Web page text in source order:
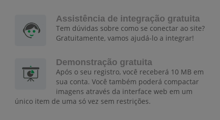
Assistência de integração gratuita
Tem dúvidas sobre como se conectar ao site?
Gratuitamente, vamos ajudá-lo a integrar!
Demonstração gratuita
Após o seu registro, você receberá 10 MB em
sua conta. Você também poderá compactar
imagens através da interface web em um
único item de uma só vez sem restrições.